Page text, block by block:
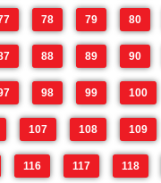
78 79 80
88 89 90
98 99 100
107 108 109
116 117 118